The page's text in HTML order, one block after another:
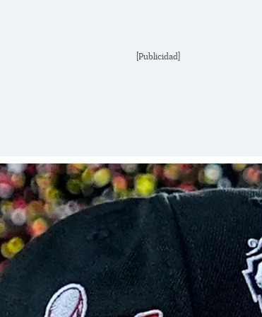
[Publicidad]